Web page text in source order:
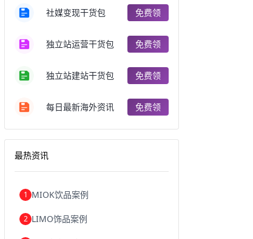
跨境电商注册跨境电商开店
跨境电商商品个人跨境电商
跨境电商案例国内跨境电商
郑州跨境电商跨境电商趋势
阿里跨境电商
跨境电商费用美国跨境电商
跨境电商教程
独立站跨境电商跨境电商独立站
跨境电商erp西安跨境电商
沈阳跨境电商跨境电商服务平台
社媒变现干货包 免费领
独立站运营干货包 免费领
独立站建站干货包 免费领
每日最新海外资讯 免费领
最热资讯
1 MIOK饮品案例
2 LIMO饰品案例